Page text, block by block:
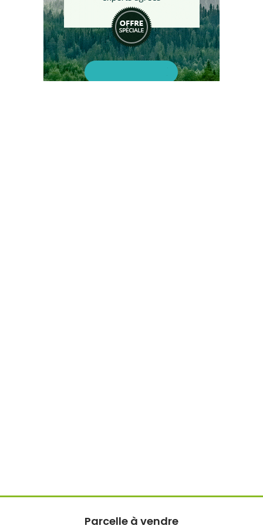
Parcelle à vendre